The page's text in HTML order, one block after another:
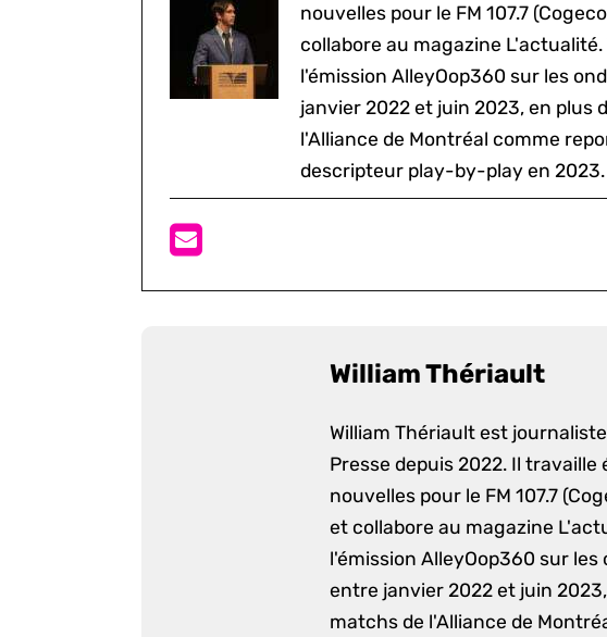
nouvelles pour le FM 107.7
collabore au magazine L'actualité.
l'émission AlleyOop360 sur les
janvier 2022 et juin 2023, en plus
l'Alliance de Montréal comme
descripteur play-by-play en 2023.
William Thériault
William Thériault est
Presse depuis 2022. Il travaille
nouvelles pour le FM 107.7
et collabore au magazine
l'émission AlleyOop360 sur les
entre janvier 2022 et juin
matchs de l'Alliance de